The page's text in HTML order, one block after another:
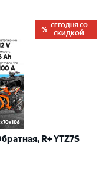
СЕГОДНЯ СО
СКИДКОЙ
R+ YTZ7S